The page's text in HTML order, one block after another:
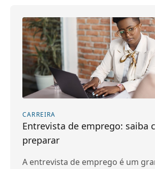
CARREIRA
Entrevista de emprego: saiba
preparar
A entrevista de emprego é um